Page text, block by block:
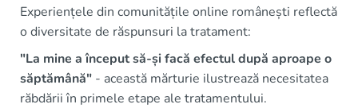
Experiențele din comunitățile online românești reflectă
o diversitate de răspunsuri la tratament:
"La mine a început să-și facă efectul după aproape o
săptămână" - această mărturie ilustrează necesitatea
răbdării în primele etape ale tratamentului.